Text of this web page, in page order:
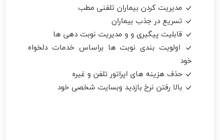
مدیریت کردن بیماران تلفنی مطب
تسریع در جذب بیماران
قابلیت پیگیری و و مدیریت نوبت دهی ها
اولویت بندی نوبت ها براساس خدمات دلخواه
خود
حذف هزینه های اپراتور تلفن و غیره
بالا رفتن نرخ بازدید وبسایت شخصی خود